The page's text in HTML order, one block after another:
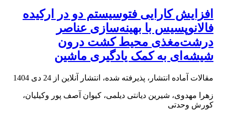
افزایش کارایی فتوسیستم دو در ارکیده
فالانوپسیس با بهینه‌سازی عناصر
درشت‌مغذی محیط کشت درون
شیشه‌ای به کمک یادگیری ماشین
مقالات آماده انتشار، پذیرفته شده، انتشار آنلاین از 24 دی 1404
زهرا مهدوی، شیرین دیانتی دیلمی، کیوان آصف پور وکیلیان،
کورش وحدتی